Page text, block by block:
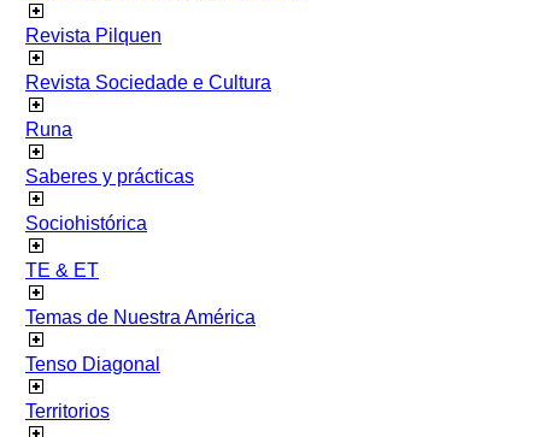
Revista Pilquen
Revista Sociedade e Cultura
Runa
Saberes y prácticas
Sociohistórica
TE & ET
Temas de Nuestra América
Tenso Diagonal
Territorios